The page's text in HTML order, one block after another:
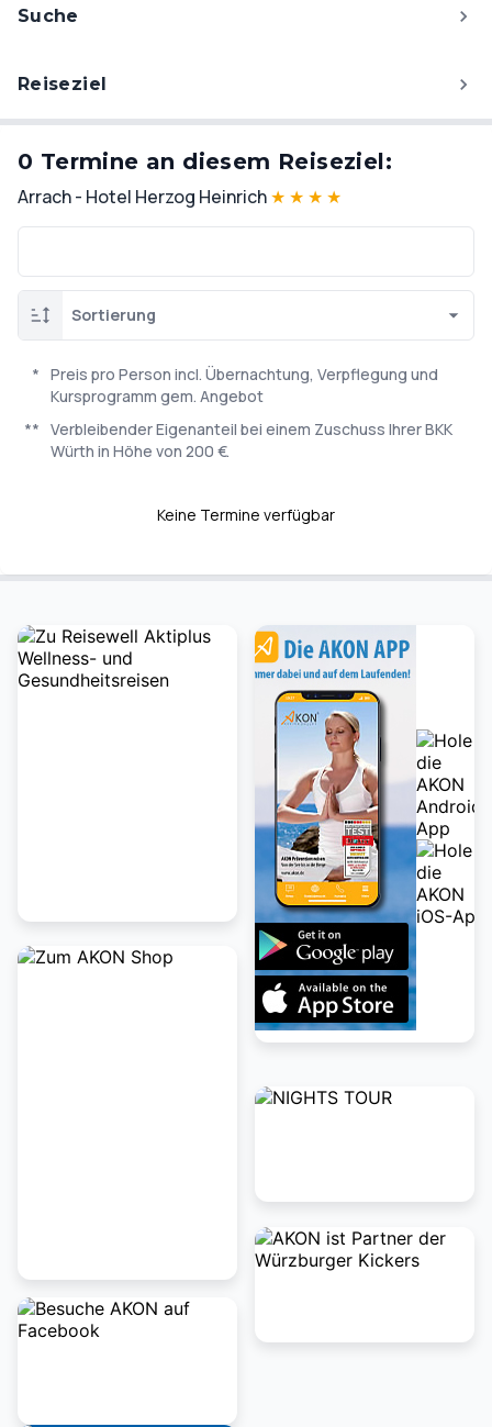
Suche
Reiseziel
0 Termine an diesem Reiseziel:
Arrach - Hotel Herzog Heinrich★ ★ ★ ★
Sortierung
* Preis pro Person incl. Übernachtung, Verpflegung und
Kursprogramm gem. Angebot
** Verbleibender Eigenanteil bei einem Zuschuss Ihrer BKK
Würth in Höhe von 200 €.
Keine Termine verfügbar